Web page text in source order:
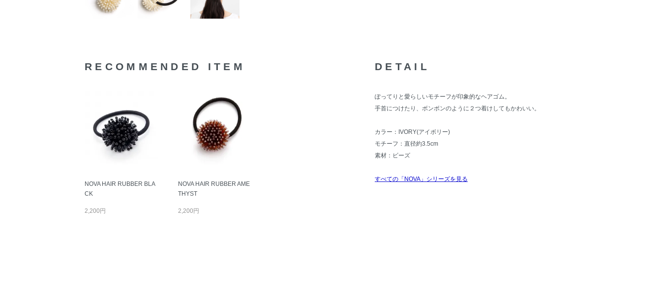
DETAIL
ぽってりと愛らしいモチーフが印象的なヘアゴム。
手首につけたり、ボンボンのように２つ着けしてもかわいい。
カラー：IVORY(アイボリー)
モチーフ：直径約3.5cm
素材：ビーズ
すべての「NOVA」シリーズを見る
RECOMMENDED ITEM
NOVA HAIR RUBBER BLA
CK
2,200円
NOVA HAIR RUBBER AME
THYST
2,200円